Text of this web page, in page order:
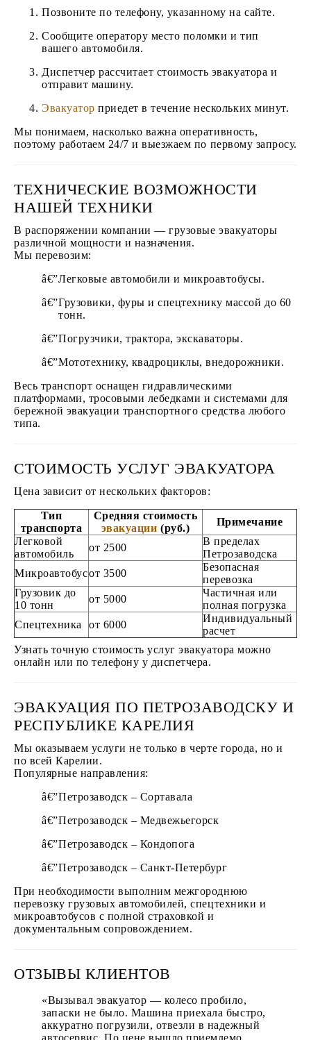
Позвоните по телефону, указанному на сайте.
Сообщите оператору место поломки и тип
вашего автомобиля.
Диспетчер рассчитает стоимость эвакуатора и
отправит машину.
Эвакуатор приедет в течение нескольких минут.
Мы понимаем, насколько важна оперативность,
поэтому работаем 24/7 и выезжаем по первому запросу.
ТЕХНИЧЕСКИЕ ВОЗМОЖНОСТИ
НАШЕЙ ТЕХНИКИ
В распоряжении компании — грузовые эвакуаторы
различной мощности и назначения.
Мы перевозим:
Легковые автомобили и микроавтобусы.
Грузовики, фуры и спецтехнику массой до 60
тонн.
Погрузчики, трактора, экскаваторы.
Мототехнику, квадроциклы, внедорожники.
Весь транспорт оснащен гидравлическими
платформами, тросовыми лебедками и системами для
бережной эвакуации транспортного средства любого
типа.
СТОИМОСТЬ УСЛУГ ЭВАКУАТОРА
Цена зависит от нескольких факторов:
Тип
транспорта
Средняя стоимость
эвакуации (руб.)
Примечание
Легковой
автомобиль
от 2500
В пределах
Петрозаводска
Микроавтобусот 3500
Безопасная
перевозка
Грузовик до
10 тонн
от 5000
Частичная или
полная погрузка
Спецтехника
от 6000
Индивидуальный
расчет
Узнать точную стоимость услуг эвакуатора можно
онлайн или по телефону у диспетчера.
ЭВАКУАЦИЯ ПО ПЕТРОЗАВОДСКУ И
РЕСПУБЛИКЕ КАРЕЛИЯ
Мы оказываем услуги не только в черте города, но и
по всей Карелии.
Популярные направления:
Петрозаводск – Сортавала
Петрозаводск – Медвежьегорск
Петрозаводск – Кондопога
Петрозаводск – Санкт-Петербург
При необходимости выполним межгороднюю
перевозку грузовых автомобилей, спецтехники и
микроавтобусов с полной страховкой и
документальным сопровождением.
ОТЗЫВЫ КЛИЕНТОВ
«Вызывал эвакуатор — колесо пробило,
запаски не было. Машина приехала быстро,
аккуратно погрузили, отвезли в надежный
автосервис. По цене вышло приемлемо.